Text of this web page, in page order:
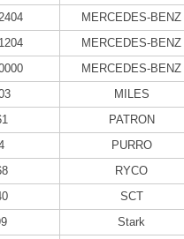
MERCEDES-BENZ
MERCEDES-BENZ
MERCEDES-BENZ
MILES
PATRON
PURRO
RYCO
SCT
Stark